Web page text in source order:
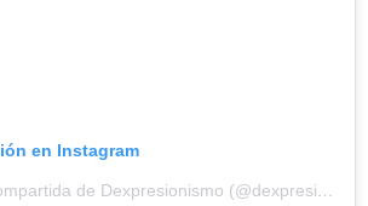
en Instagram
Una publicación compartida de Dexpresionismo (@dexpresionismo)